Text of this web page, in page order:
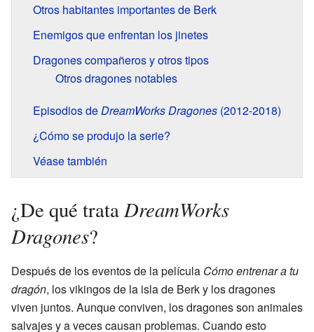
Otros habitantes importantes de Berk
Enemigos que enfrentan los jinetes
Dragones compañeros y otros tipos
Otros dragones notables
Episodios deDreamWorks Dragones (2012-2018)
¿Cómo se produjo la serie?
Véase también
¿De qué trataDreamWorks
Dragones?
Después de los eventos de la película Cómo entrenar a tu
dragón, los vikingos de la isla de Berk y los dragones
viven juntos. Aunque conviven, los dragones son animales
salvajes y a veces causan problemas. Cuando esto